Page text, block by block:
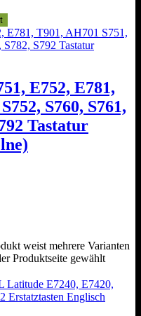
E752, E781,
S760, S761,
Tastatur
weist mehrere Varianten
Produktseite gewählt